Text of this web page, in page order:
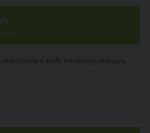
halli talviharjoitteluun.